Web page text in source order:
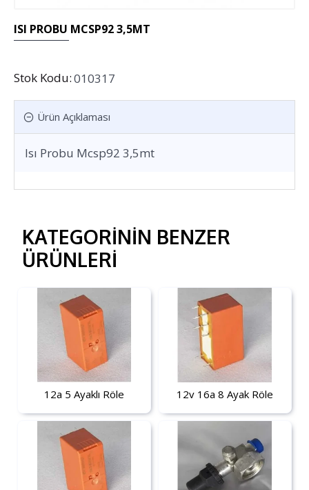
ISI PROBU MCSP92 3,5MT
Stok Kodu:010317
Ürün Açıklaması
Isı Probu Mcsp92 3,5mt
KATEGORININ BENZER
ÜRÜNLERI
12a 5 Ayaklı Röle 12v 16a 8 Ayak Röle